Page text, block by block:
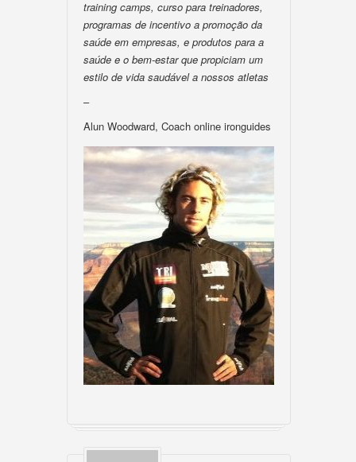
training camps, curso para treinadores,
programas de incentivo a promoção da
saúde em empresas, e produtos para a
saúde e o bem-estar que propiciam um
estilo de vida saudável a nossos atletas
–
Alun Woodward, Coach online ironguides